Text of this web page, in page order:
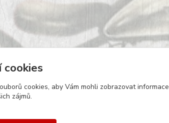
cookies
cookies, aby Vám mohli zobrazovat informace
zájmů.